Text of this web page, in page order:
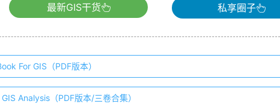
最新GIS干货 私享圈子
For GIS（PDF版本）
Analysis（PDF版本/三卷合集）